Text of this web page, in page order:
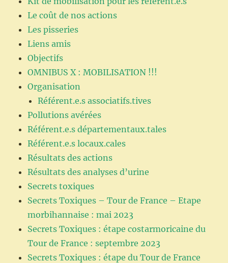
Le coût de nos actions
Les pisseries
Liens amis
Objectifs
OMNIBUS X : MOBILISATION !!!
Organisation
Référent.e.s associatifs.tives
Pollutions avérées
Référent.e.s départementaux.tales
Référent.e.s locaux.cales
Résultats des actions
Résultats des analyses d’urine
Secrets toxiques
Secrets Toxiques – Tour de France – Etape
morbihannaise : mai 2023
Secrets Toxiques : étape costarmoricaine du
Tour de France : septembre 2023
Secrets Toxiques : étape du Tour de France